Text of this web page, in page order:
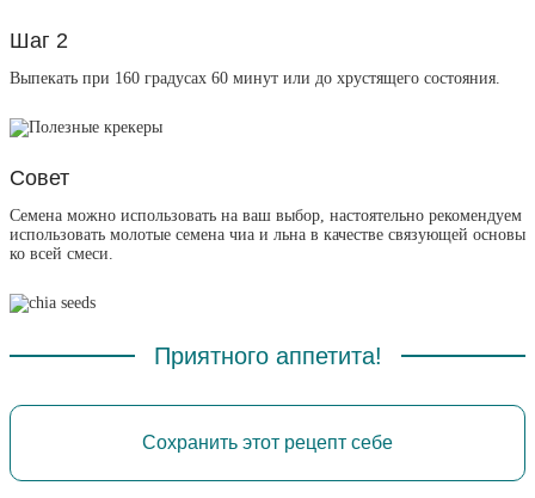
Шаг 2
Выпекать при 160 градусах 60 минут или до хрустящего состояния.
Совет
Семена можно использовать на ваш выбор, настоятельно рекомендуем
использовать молотые семена чиа и льна в качестве связующей основы
ко всей смеси.
Приятного аппетита!
Сохранить этот рецепт себе